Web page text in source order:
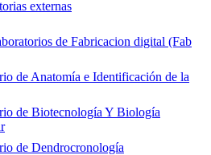
externas
de Fabricacion digital (Fab
de Anatomía e Identificación de la
de Biotecnología Y Biología
de Dendrocronología